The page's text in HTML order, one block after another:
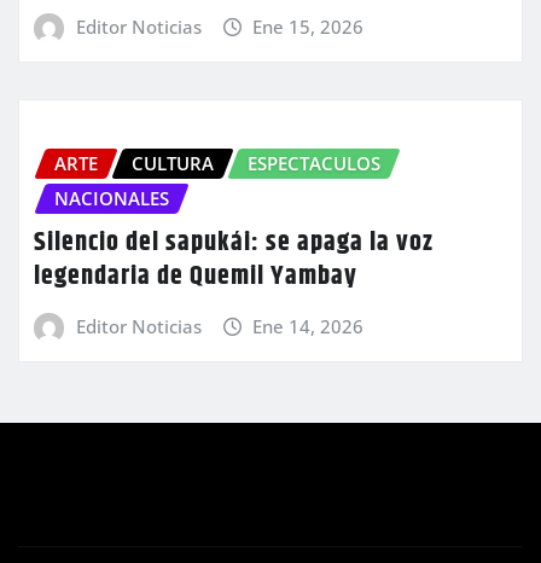
Editor Noticias Ene 15, 2026
ARTE CULTURA
ESPECTACULOS
NACIONALES
Silencio del sapukái: se apaga la voz
legendaria de Quemil Yambay
Editor Noticias Ene 14, 2026